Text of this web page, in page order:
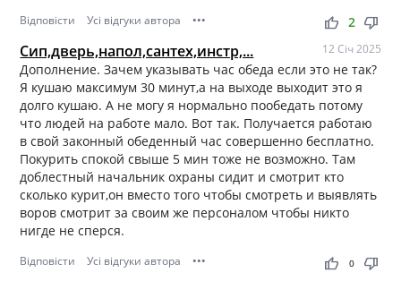
Відповісти Усі відгуки автора ••• thumb_up thumb_down
2
Сип,дверь,напол,сантех,инстр,... 12 Січ 2025
Дополнение. Зачем указывать час обеда если это не так?
Я кушаю максимум 30 минут,а на выходе выходит это я
долго кушаю. А не могу я нормально пообедать потому
что людей на работе мало. Вот так. Получается работаю
в свой законный обеденный час совершенно бесплатно.
Покурить спокой свыше 5 мин тоже не возможно. Там
доблестный начальник охраны сидит и смотрит кто
сколько курит,он вместо того чтобы смотреть и выявлять
воров смотрит за своим же персоналом чтобы никто
нигде не сперся.
Відповісти Усі відгуки автора ••• thumb_up thumb_down
0